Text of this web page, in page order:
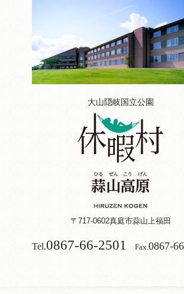
大山隠岐国立公園
〒717-0602真庭市蒜山上福田
Tel.0867-66-2501 Fax. 0867-